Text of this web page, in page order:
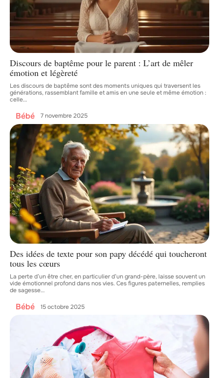
Discours de baptême pour le parent : L’art de mêler
émotion et légèreté
Les discours de baptême sont des moments uniques qui traversent les
générations, rassemblant famille et amis en une seule et même émotion :
celle…
Bébé 7 novembre 2025
Des idées de texte pour son papy décédé qui toucheront
tous les cœurs
La perte d’un être cher, en particulier d’un grand-père, laisse souvent un
vide émotionnel profond dans nos vies. Ces figures paternelles, remplies
de sagesse…
Bébé 15 octobre 2025